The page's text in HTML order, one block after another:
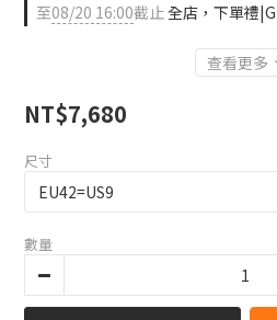
至08/20 16:00截止全店，下單禮
查看更多
NT$7,680
尺寸
數量